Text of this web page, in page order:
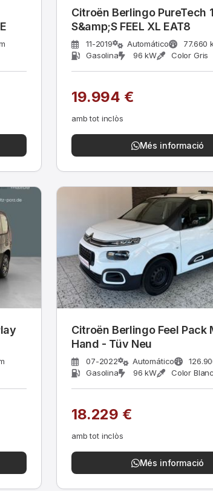
Citroën Berlingo PureTech
S&amp;S FEEL XL EAT8
11-2019 Automático
77.660
Gasolina
96 kW Color Gris
19.994 €
amb tot inclòs
Més informació
Citroën Berlingo Feel Pack
Hand - Tüv Neu
07-2022 Automático
Gasolina
96 kW Color
18.229 €
amb tot inclòs
Més informació